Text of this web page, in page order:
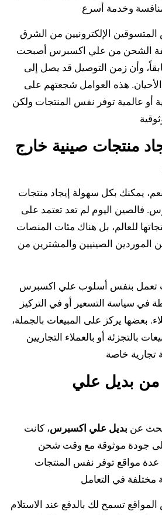
الإلكترونيين من الشرق
الشحن من علي اكسبرس أصبحت
وأن زمن التوصيل قد يصل إلى
هذه العوامل شجعتهم على
أو عالمية توفر نفس المنتجات ولكن
منتجات صينية خارج
يمكنك بكل سهولة إيجاد منتجات
فالصين اليوم لم تعد تعتمد على
للعالم، بل هناك مئات المنصات
الموردين الصينيين والمشترين من
تعمل بنفس أسلوب علي اكسبرس
في سياسة التسعير أو في التركيز
بعضها يركز على المبيعات بالجملة،
بالتجزئة أو بالعملاء التجاريين
من بديل علي
عن بديل علي اكسبرس، كانت
جودة موثوقة مع وقت شحن
مواقع توفر نفس المنتجات
تسمح لك بالدفع عند الاستلام